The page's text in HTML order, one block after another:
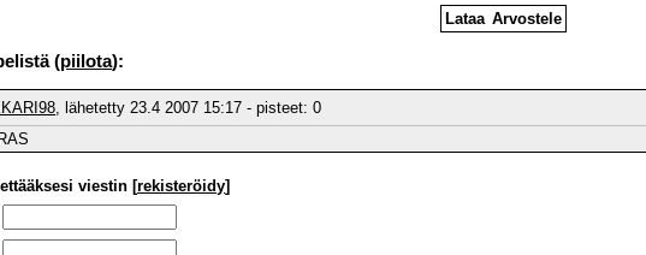
Lataa Arvostele
(piilota):
, lähetetty 23.4 2007 15:17 - pisteet:0
viestin [rekisteröidy]